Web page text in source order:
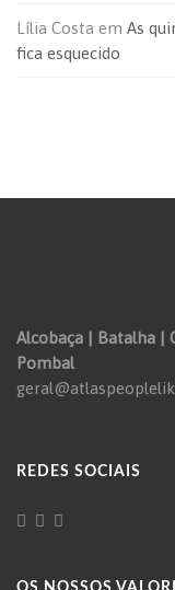
Lília Costa em As
fica esquecido
Alcobaça | Batalha |
Pombal
REDES SOCIAIS